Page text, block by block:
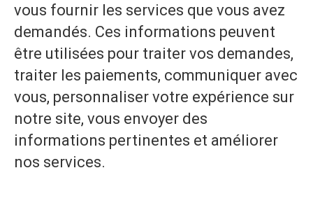
vous fournir les services que vous avez
demandés. Ces informations peuvent
être utilisées pour traiter vos demandes,
traiter les paiements, communiquer avec
vous, personnaliser votre expérience sur
notre site, vous envoyer des
informations pertinentes et améliorer
nos services.